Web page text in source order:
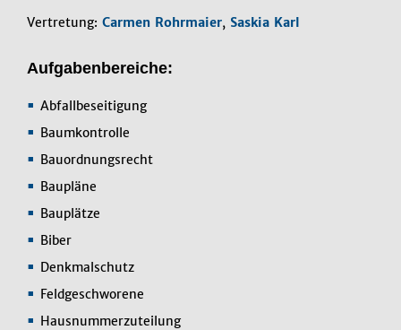
Vertretung: Carmen Rohrmaier, Saskia Karl
Aufgabenbereiche:
Abfallbeseitigung
Baumkontrolle
Bauordnungsrecht
Baupläne
Bauplätze
Biber
Denkmalschutz
Feldgeschworene
Hausnummerzuteilung